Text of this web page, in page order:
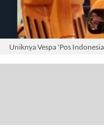
Uniknya Vespa 'Pos